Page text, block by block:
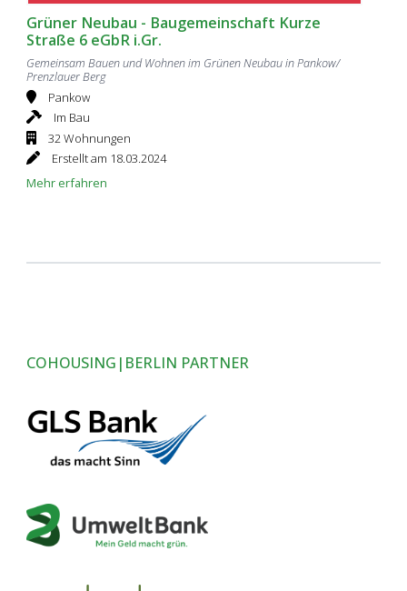
Grüner Neubau - Baugemeinschaft Kurze
Straße 6 eGbR i.Gr.
Gemeinsam Bauen und Wohnen im Grünen Neubau in Pankow/
Prenzlauer Berg
Pankow
Im Bau
32 Wohnungen
Erstellt am 18.03.2024
Mehr erfahren
COHOUSING|BERLIN PARTNER